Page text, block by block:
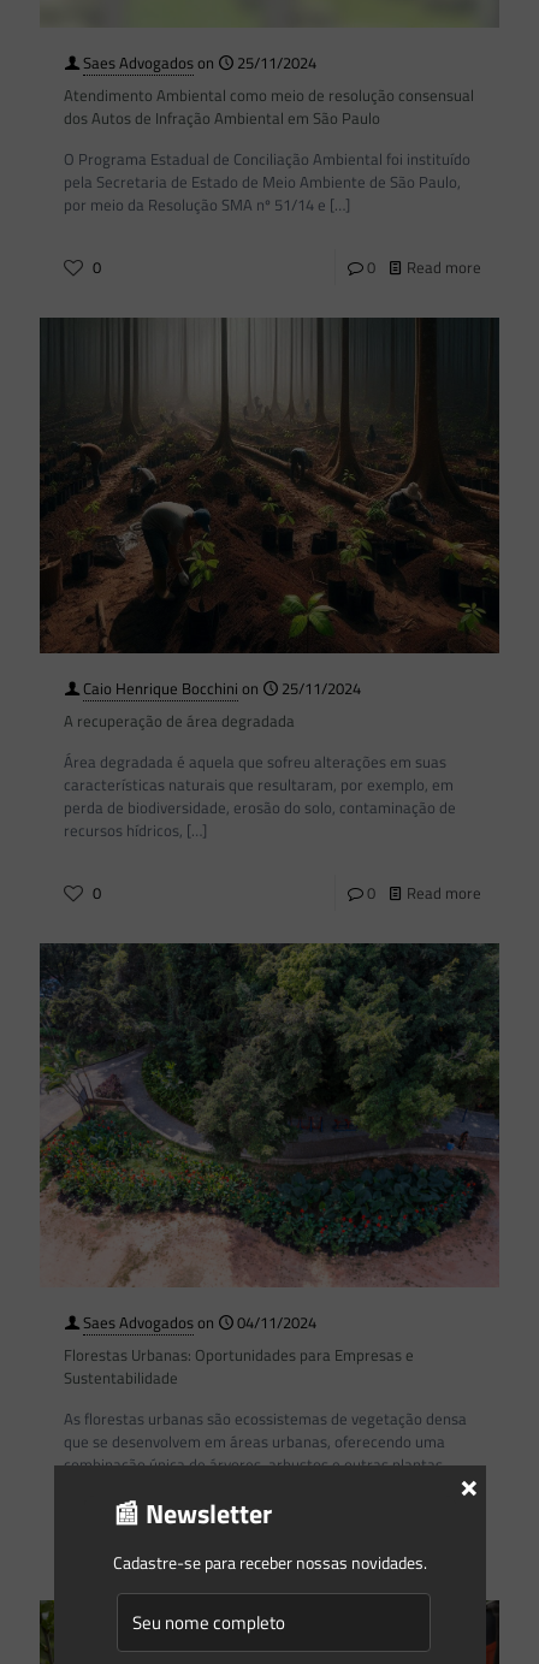
Saes Advogadoson
25/11/2024
Atendimento Ambiental como meio de resolução consensual
dos Autos de Infração Ambiental em São Paulo
O Programa Estadual de Conciliação Ambiental foi instituído
pela Secretaria de Estado de Meio Ambiente de São Paulo,
por meio da Resolução SMA nº 51/14 e […]
0 0 Read more
Caio Henrique Bocchini on
25/11/2024
A recuperação de área degradada
Área degradada é aquela que sofreu alterações em suas
características naturais que resultaram, por exemplo, em
perda de biodiversidade, erosão do solo, contaminação de
recursos hídricos, […]
0 0 Read more
Saes Advogadoson
04/11/2024
Florestas Urbanas: Oportunidades para Empresas e
Sustentabilidade
As florestas urbanas são ecossistemas de vegetação densa
que se desenvolvem em áreas urbanas, oferecendo uma
combinação única de árvores, arbustos e outras plantas
📰 Newsletter
Cadastre-se para receber nossas novidades.
×